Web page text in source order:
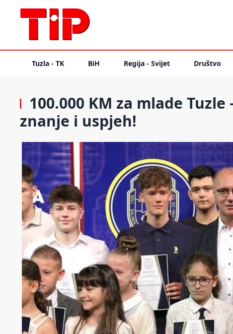
Tuzla - TK BiH Regija - Svijet Društvo
100.000 KM za mlade
znanje i uspjeh!